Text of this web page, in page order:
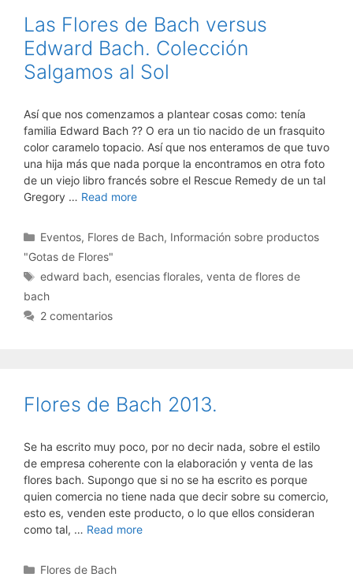
Las Flores de Bach versus
Edward Bach. Colección
Salgamos al Sol
Así que nos comenzamos a plantear cosas como: tenía
familia Edward Bach ?? O era un tio nacido de un frasquito
color caramelo topacio. Así que nos enteramos de que tuvo
una hija más que nada porque la encontramos en otra foto
de un viejo libro francés sobre el Rescue Remedy de un tal
Gregory … Read more
Categorías
Eventos, Flores de Bach, Información sobre productos
"Gotas de Flores"
Etiquetas
edward bach,esencias florales,venta de flores de
bach
2 comentarios
Flores de Bach 2013.
Se ha escrito muy poco, por no decir nada, sobre el estilo
de empresa coherente con la elaboración y venta de las
flores bach. Supongo que si no se ha escrito es porque
quien comercia no tiene nada que decir sobre su comercio,
esto es, venden este producto, o lo que ellos consideran
como tal, … Read more
Categorías
Flores de Bach